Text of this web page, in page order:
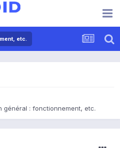
etc.
général : fonctionnement, etc.